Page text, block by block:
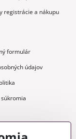
registrácie a nákupu
formulár
údajov